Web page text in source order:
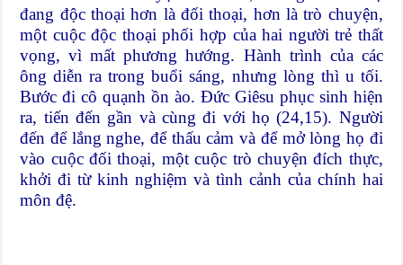
đang độc thoại hơn là đối thoại, hơn là trò chuyện,
một cuộc độc thoại phối hợp của hai người trẻ thất
vọng, vì mất phương hướng. Hành trình của các
ông diễn ra trong buổi sáng, nhưng lòng thì u tối.
Bước đi cô quạnh ồn ào. Đức Giêsu phục sinh hiện
ra, tiến đến gần và cùng đi với họ (24,15). Người
đến để lắng nghe, để thấu cảm và để mở lòng họ đi
vào cuộc đối thoại, một cuộc trò chuyện đích thực,
khởi đi từ kinh nghiệm và tình cảnh của chính hai
môn đệ.